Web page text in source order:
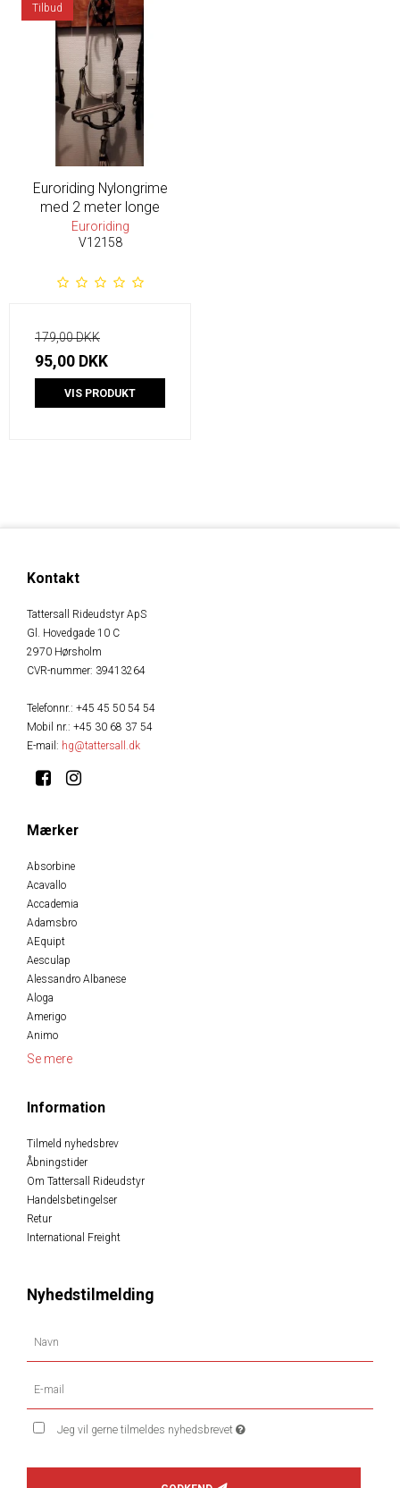
Tilbud
Euroriding Nylongrime
med 2 meter longe
Euroriding
V12158
179,00 DKK
95,00 DKK
VIS PRODUKT
Kontakt
Tattersall Rideudstyr ApS
Gl. Hovedgade 10 C
2970 Hørsholm
CVR-nummer: 39413264
Telefonnr.: +45 45 50 54 54
Mobil nr.: +45 30 68 37 54
E-mail : hg@tattersall.dk
Mærker
Absorbine
Acavallo
Accademia
Adamsbro
AEquipt
Aesculap
Alessandro Albanese
Aloga
Amerigo
Animo
Se mere
Information
Tilmeld nyhedsbrev
Åbningstider
Om Tattersall Rideudstyr
Handelsbetingelser
Retur
International Freight
Nyhedstilmelding
Jeg vil gerne tilmeldes nyhedsbrevet